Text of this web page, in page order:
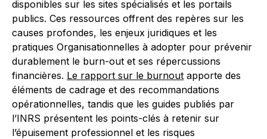
disponibles sur les sites spécialisés et les portails
publics. Ces ressources offrent des repères sur les
causes profondes, les enjeux juridiques et les
pratiques Organisationnelles à adopter pour prévenir
durablement le burn-out et ses répercussions
financières. Le rapport sur le burnout apporte des
éléments de cadrage et des recommandations
opérationnelles, tandis que les guides publiés par
l’INRS présentent les points-clés à retenir sur
l’épuisement professionnel et les risques